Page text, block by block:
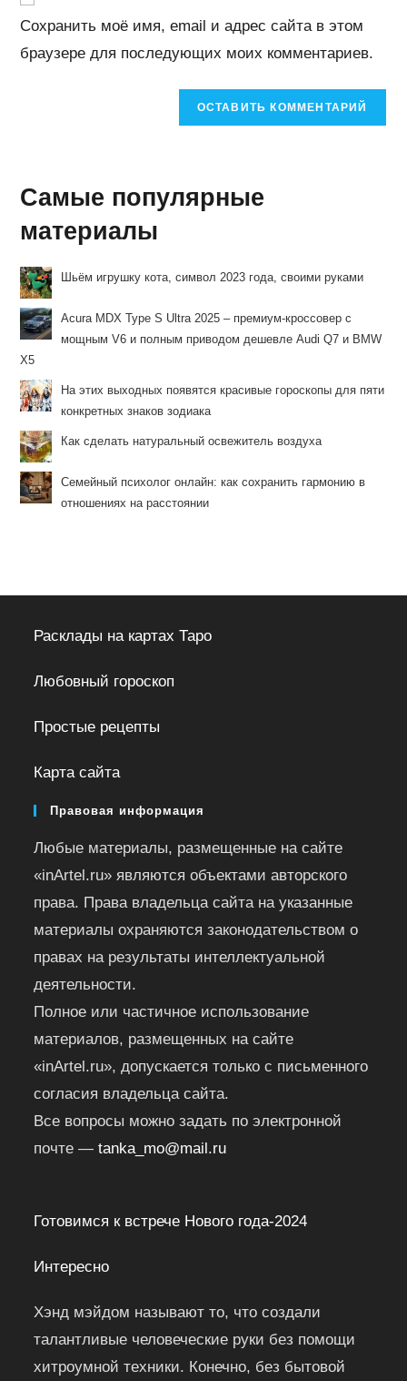
веб-
сайта
(необязательно)
Сохранить моё имя, email и адрес сайта в этом
браузере для последующих моих комментариев.
Самые популярные
материалы
Шьём игрушку кота, символ 2023 года, своими руками
Acura MDX Type S Ultra 2025 – премиум-кроссовер с
мощным V6 и полным приводом дешевле Audi Q7 и BMW
X5
На этих выходных появятся красивые гороскопы для пяти
конкретных знаков зодиака
Как сделать натуральный освежитель воздуха
Семейный психолог онлайн: как сохранить гармонию в
отношениях на расстоянии
Расклады на картах Таро
Любовный гороскоп
Простые рецепты
Карта сайта
Правовая информация
Любые материалы, размещенные на сайте
«inArtel.ru» являются объектами авторского
права. Права владельца сайта на указанные
материалы охраняются законодательством о
правах на результаты интеллектуальной
деятельности.
Полное или частичное использование
материалов, размещенных на сайте
«inArtel.ru», допускается только с письменного
согласия владельца сайта.
Все вопросы можно задать по электронной
почте —tanka_mo@mail.ru
Готовимся к встрече Нового года-2024
Интересно
Хэнд мэйдом называют то, что создали
талантливые человеческие руки без помощи
хитроумной техники. Конечно, без бытовой